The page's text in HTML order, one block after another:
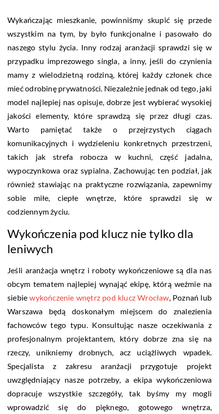
Wykańczając mieszkanie, powinniśmy skupić się przede
wszystkim na tym, by było funkcjonalne i pasowało do
naszego stylu życia. Inny rodzaj aranżacji sprawdzi się w
przypadku imprezowego singla, a inny, jeśli do czynienia
mamy z wielodzietną rodziną, której każdy członek chce
mieć odrobinę prywatności. Niezależnie jednak od tego, jaki
model najlepiej nas opisuje, dobrze jest wybierać wysokiej
jakości elementy, które sprawdzą się przez długi czas.
Warto pamiętać także o przejrzystych ciągach
komunikacyjnych i wydzieleniu konkretnych przestrzeni,
takich jak strefa robocza w kuchni, część jadalna,
wypoczynkowa oraz sypialna. Zachowując ten podział, jak
również stawiając na praktyczne rozwiązania, zapewnimy
sobie miłe, ciepłe wnętrze, które sprawdzi się w
codziennym życiu.
Wykończenia pod klucz nie tylko dla
leniwych
Jeśli aranżacja wnętrz i roboty wykończeniowe są dla nas
obcym tematem najlepiej wynająć ekipę, którą weźmie na
siebiewykończenie wnętrz pod klucz Wrocław , Poznań lub
Warszawa będą doskonałym miejscem do znalezienia
fachowców tego typu. Konsultując nasze oczekiwania z
profesjonalnym projektantem, który dobrze zna się na
rzeczy, unikniemy drobnych, acz uciążliwych wpadek.
Specjalista z zakresu aranżacji przygotuje projekt
uwzględniający nasze potrzeby, a ekipa wykończeniowa
dopracuje wszystkie szczegóły, tak byśmy my mogli
wprowadzić się do pięknego, gotowego wnętrza,